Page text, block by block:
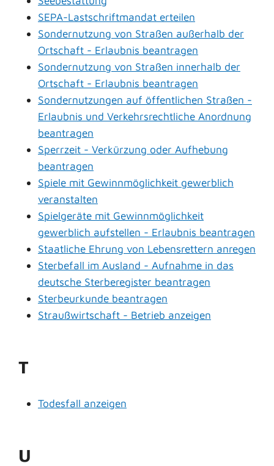
SEPA-Lastschriftmandat erteilen
Sondernutzung von Straßen außerhalb der
Ortschaft - Erlaubnis beantragen
Sondernutzung von Straßen innerhalb der
Ortschaft - Erlaubnis beantragen
Sondernutzungen auf öffentlichen Straßen -
Erlaubnis und Verkehrsrechtliche Anordnung
beantragen
Sperrzeit - Verkürzung oder Aufhebung
beantragen
Spiele mit Gewinnmöglichkeit gewerblich
veranstalten
Spielgeräte mit Gewinnmöglichkeit
gewerblich aufstellen - Erlaubnis beantragen
Staatliche Ehrung von Lebensrettern anregen
Sterbefall im Ausland - Aufnahme in das
deutsche Sterberegister beantragen
Sterbeurkunde beantragen
Straußwirtschaft - Betrieb anzeigen
T
Todesfall anzeigen
U